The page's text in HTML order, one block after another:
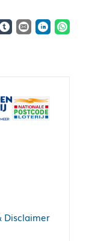
Disclaimer